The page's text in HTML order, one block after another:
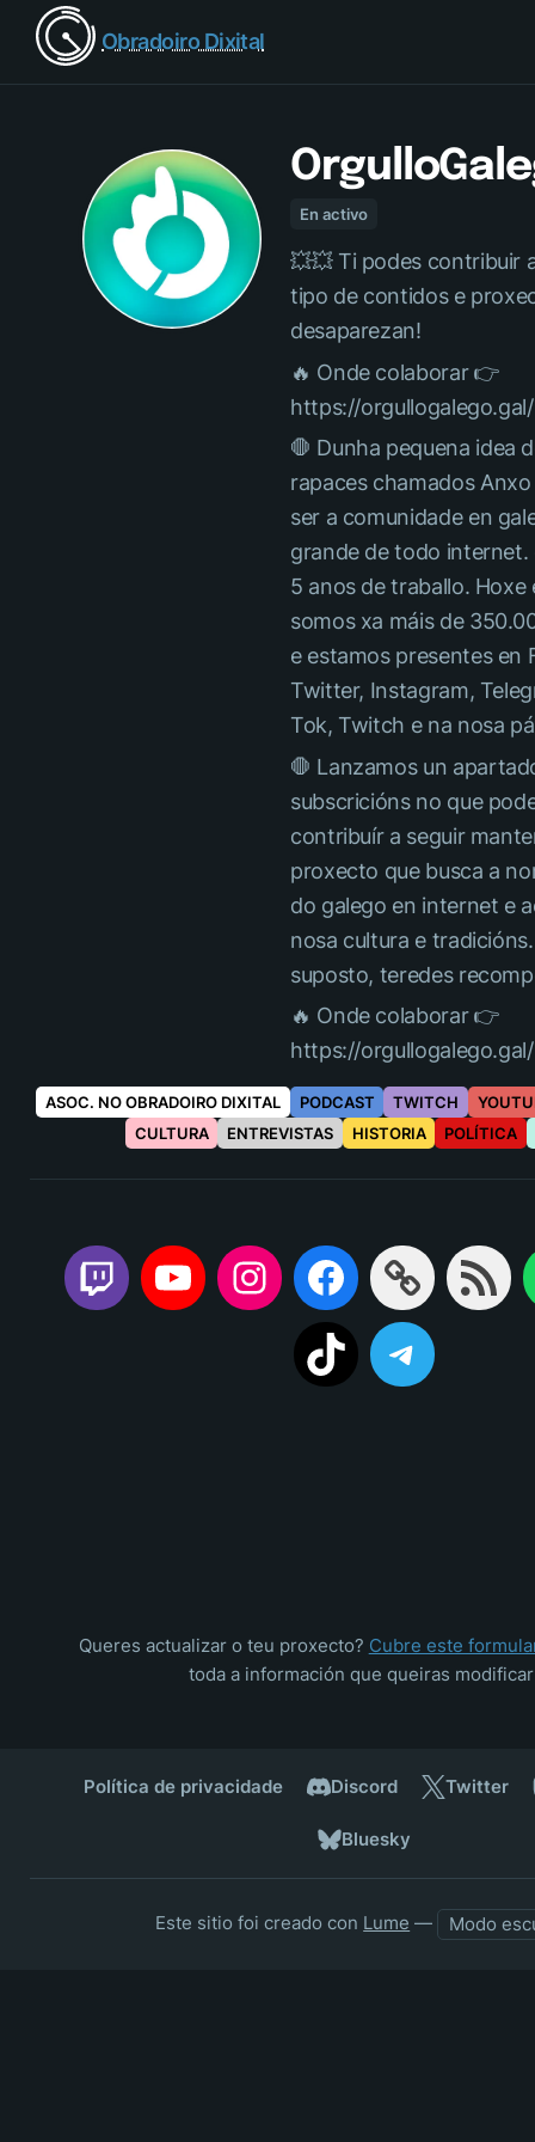
Obradoiro Dixital
En activo
💥💥 Ti podes contribuir
tipo de contidos e
desaparezan!
🔥 Onde colaborar 👉
https://
🛑 Dunha pequena idea
rapaces chamados
ser a comunidade en
grande de todo internet.
5 anos de traballo. Hoxe
somos xa máis de
e estamos presentes en
Twitter, Instagram,
Tok, Twitch e na nosa
🛑 Lanzamos un
subscricións no que
contribuír a seguir
proxecto que busca a
do galego en internet e
nosa cultura e
suposto, teredes
🔥 Onde colaborar 👉
https://
ASOC. NO OBRADOIRO DIXITAL PODCAST TWITCH
CULTURA
ENTREVISTAS HISTORIA POLÍTICA
Queres actualizar o teu proxecto? Cubre este
toda a información que queiras
Política de privacidade Discord Twitter
Bluesky
Este sitio foi creado con Lume — Modo